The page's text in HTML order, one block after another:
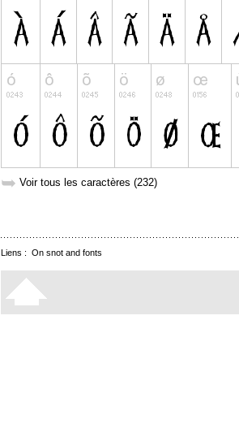
➥ Voir tous les caractères (232)
Liens : On snot and fonts